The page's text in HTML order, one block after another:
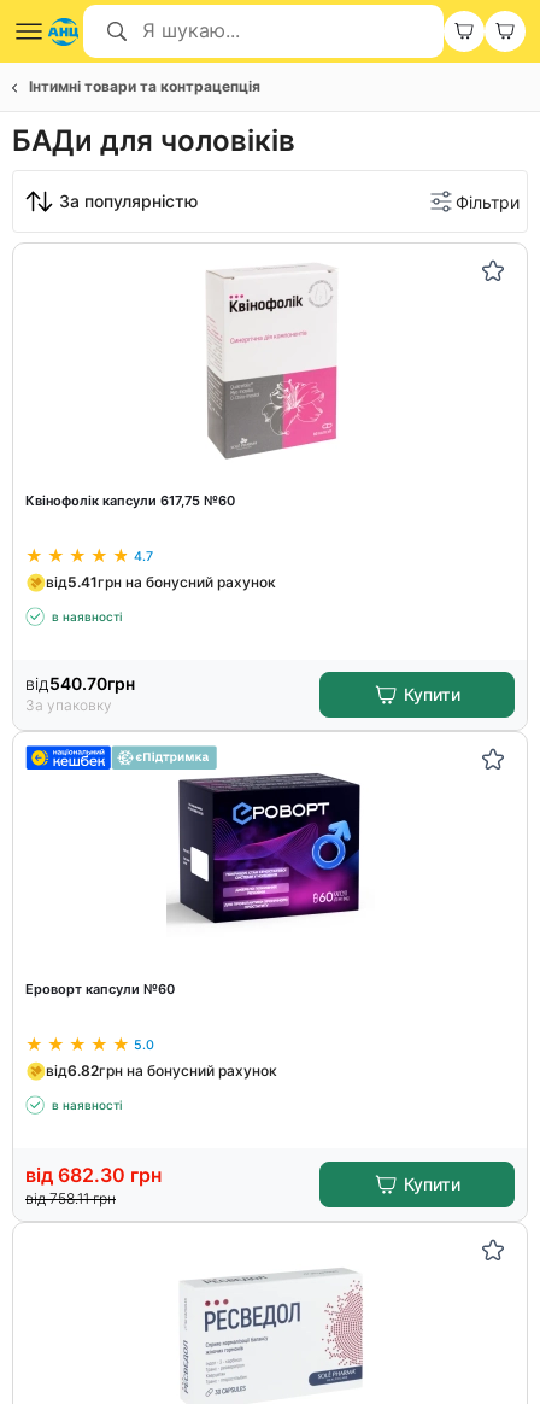
Інтимні товари та контрацепція
БАДи для чоловіків
За популярністю Фільтри
Квінофолік капсули 617,75 №60
4.7
від5.41грн на бонусний рахунок
в наявності
від540.70грн
За упаковку
Купити
Ероворт капсули №60
5.0
від6.82грн на бонусний рахунок
в наявності
від 682.30 грн
від 758.11грн
Купити